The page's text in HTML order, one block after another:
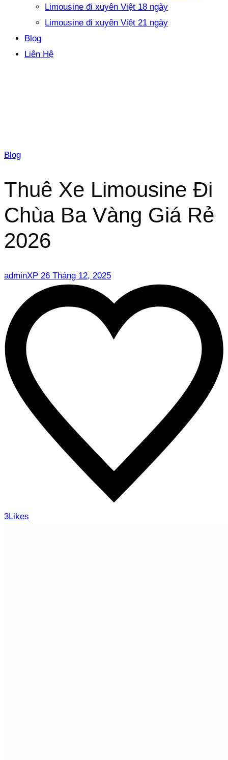
Limousine đi xuyên Việt 18 ngày
Limousine đi xuyên Việt 21 ngày
Blog
Liên Hệ
Blog
Thuê Xe Limousine Đi
Chùa Ba Vàng Giá Rẻ
2026
adminXP 26 Tháng 12, 2025
3Likes